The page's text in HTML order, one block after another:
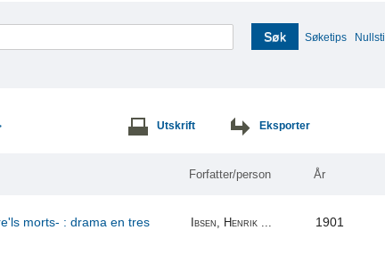
Søk Søketips Nullstill
Utskrift Eksporter
Forfatter/person År
morts- : drama en tres
Ibsen, Henrik ... 1901